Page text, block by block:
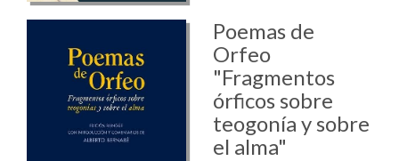
Poemas de
Orfeo
"Fragmentos
órficos sobre
teogonía y sobre
el alma"